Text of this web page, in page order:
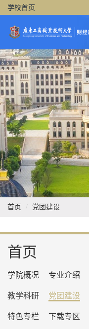
学校首页
首页 党团建设
首页
学院概况 专业介绍
教学科研 党团建设
特色专栏 下载专区